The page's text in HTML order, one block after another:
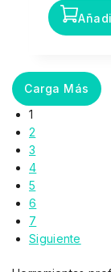
Carga Más
1
2
3
4
5
6
7
Siguiente